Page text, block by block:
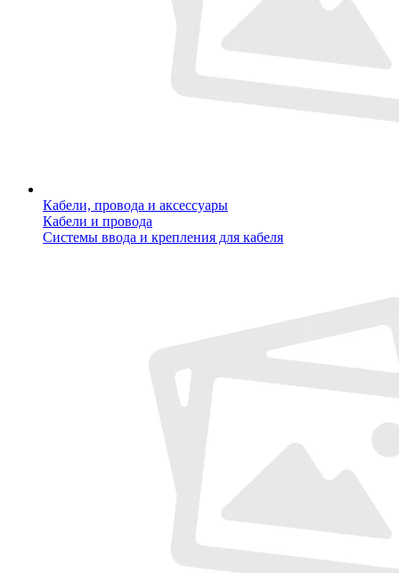
Кабели, провода и аксессуары
Кабели и провода
Системы ввода и крепления для кабеля